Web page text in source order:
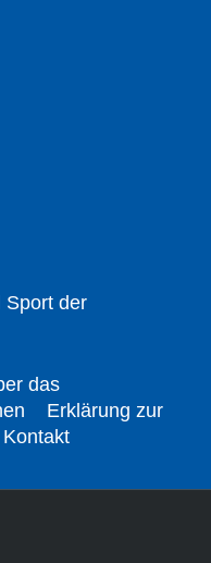
Sport der
das
Erklärung zur
Kontakt